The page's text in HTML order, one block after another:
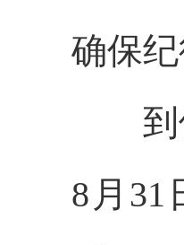
确保
8月31